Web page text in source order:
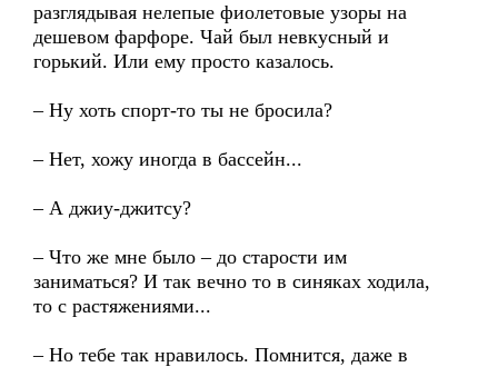
разглядывая нелепые фиолетовые узоры на
дешевом фарфоре. Чай был невкусный и
горький. Или ему просто казалось.
– Ну хоть спорт-то ты не бросила?
– Нет, хожу иногда в бассейн...
– А джиу-джитсу?
– Что же мне было – до старости им
заниматься? И так вечно то в синяках ходила,
то с растяжениями...
– Но тебе так нравилось. Помнится, даже в